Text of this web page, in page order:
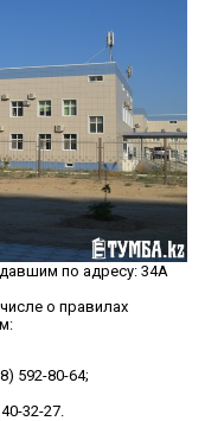
по адресу: 34А
о правилах
592-80-64;
32-27.